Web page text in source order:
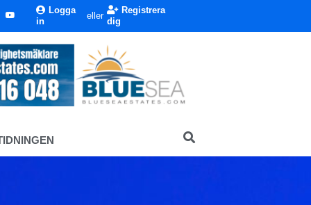
Logga
in
eller
Registrera
dig